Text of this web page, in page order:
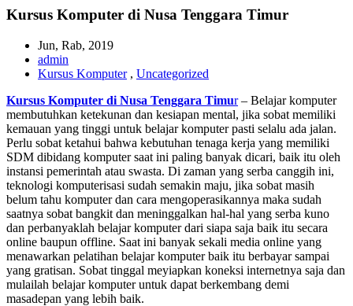
Kursus Komputer di Nusa Tenggara Timur
Jun, Rab, 2019
admin
Kursus Komputer, Uncategorized
Kursus Komputer di Nusa Tenggara Timur– Belajar komputer
membutuhkan ketekunan dan kesiapan mental, jika sobat memiliki
kemauan yang tinggi untuk belajar komputer pasti selalu ada jalan.
Perlu sobat ketahui bahwa kebutuhan tenaga kerja yang memiliki
SDM dibidang komputer saat ini paling banyak dicari, baik itu oleh
instansi pemerintah atau swasta. Di zaman yang serba canggih ini,
teknologi komputerisasi sudah semakin maju, jika sobat masih
belum tahu komputer dan cara mengoperasikannya maka sudah
saatnya sobat bangkit dan meninggalkan hal-hal yang serba kuno
dan perbanyaklah belajar komputer dari siapa saja baik itu secara
online baupun offline. Saat ini banyak sekali media online yang
menawarkan pelatihan belajar komputer baik itu berbayar sampai
yang gratisan. Sobat tinggal meyiapkan koneksi internetnya saja dan
mulailah belajar komputer untuk dapat berkembang demi
masadepan yang lebih baik.